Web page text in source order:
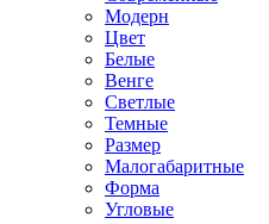
Модерн
Цвет
Белые
Венге
Светлые
Темные
Размер
Малогабаритные
Форма
Угловые